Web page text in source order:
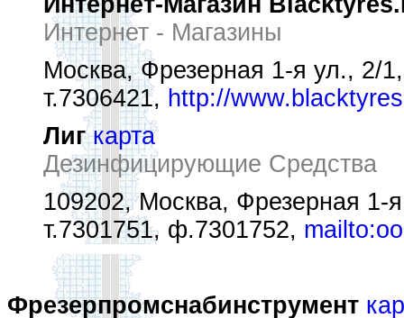
Интернет - Магазины
Москва, Фрезерная 1-я ул., 2/
т.7306421, http://
Лиг карта
Дезинфицирующие Средства
109202, Москва, Фрезерная 1-
т.7301751, ф.7301752,
Фрезерпромснабинструмент